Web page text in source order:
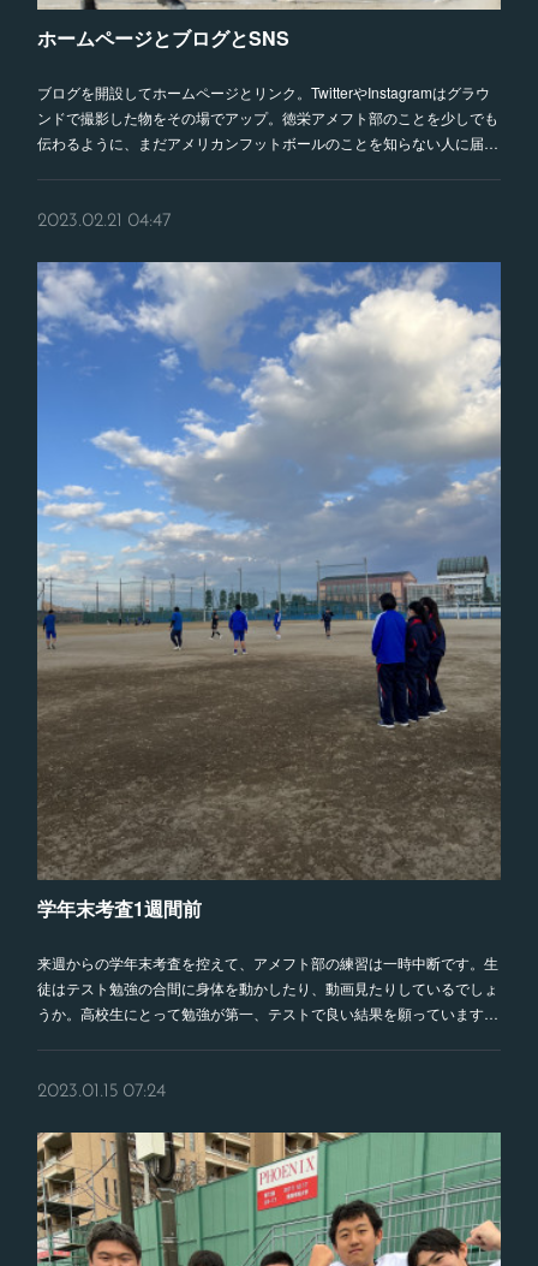
ホームページとブログとSNS
ブログを開設してホームページとリンク。TwitterやInstagramはグラウ
ンドで撮影した物をその場でアップ。徳栄アメフト部のことを少しでも
伝わるように、まだアメリカンフットボールのことを知らない人に届…
2023.02.21 04:47
学年末考査1週間前
来週からの学年末考査を控えて、アメフト部の練習は一時中断です。生
徒はテスト勉強の合間に身体を動かしたり、動画見たりしているでしょ
うか。高校生にとって勉強が第一、テストで良い結果を願っています…
2023.01.15 07:24